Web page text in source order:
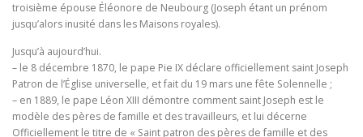
troisième épouse Éléonore de Neubourg (Joseph étant un prénom
jusqu’alors inusité dans les Maisons royales).
Jusqu’à aujourd’hui.
– le 8 décembre 1870, le pape Pie IX déclare officiellement saint Joseph
Patron de l’Église universelle, et fait du 19 mars une fête Solennelle ;
– en 1889, le pape Léon XIII démontre comment saint Joseph est le
modèle des pères de famille et des travailleurs, et lui décerne
Officiellement le titre de « Saint patron des pères de famille et des